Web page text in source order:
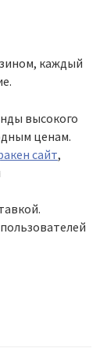
каждый
высокого
ценам.
сайт,